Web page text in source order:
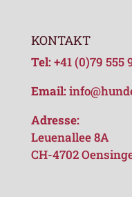
KONTAKT
Tel:+41 (0)79 555
Email:
Adresse:
Leuenallee 8A
CH-4702